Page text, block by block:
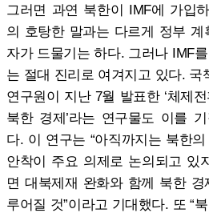
그러면 과연 북한이 IMF에 가입
의 호탕한 말과는 다르게 정부
자가 드물기는 하다. 그러나 IMF
는 절대 진리로 여겨지고 있다. 국
연구원이 지난 7월 발표한 ‘체제
북한 경제’라는 연구물도 이를
다. 이 연구는 “아직까지는 북한
안착이 주요 의제로 논의되고 있
면 대북제재 완화와 함께 북한
루어질 것”이라고 기대했다. 또 “